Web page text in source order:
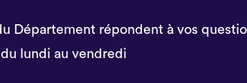
Département répondent à vos
lundi au vendredi